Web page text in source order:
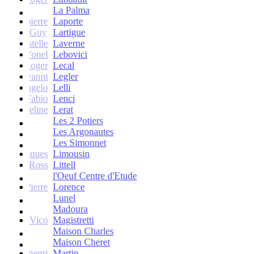
La Palma
Jean-pierre Laporte
Guy Lartigue
et Estelle Laverne
Yonel Lebovici
Roger Lecal
Giovanni Legler
Angelo Lelli
Fabio Lenci
Jacqueline Lerat
Les 2 Potiers
Les Argonautes
Les Simonnet
Jacques Limousin
Ross Littell
l'Oeuf Centre d'Etude
Jean-Pierre Lorence
Lunel
Madoura
Vico Magistretti
Maison Charles
Maison Cheret